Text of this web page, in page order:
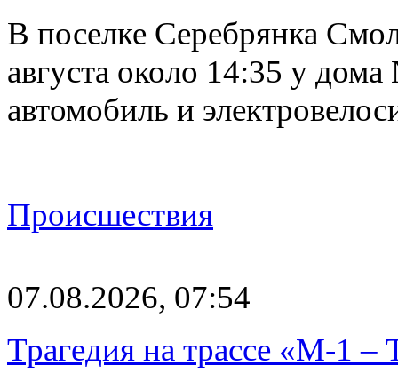
В поселке Серебрянка
августа около 14:35 у
автомобиль и
Происшествия
07.08.2026, 07:54
Трагедия на трассе «М-1 –